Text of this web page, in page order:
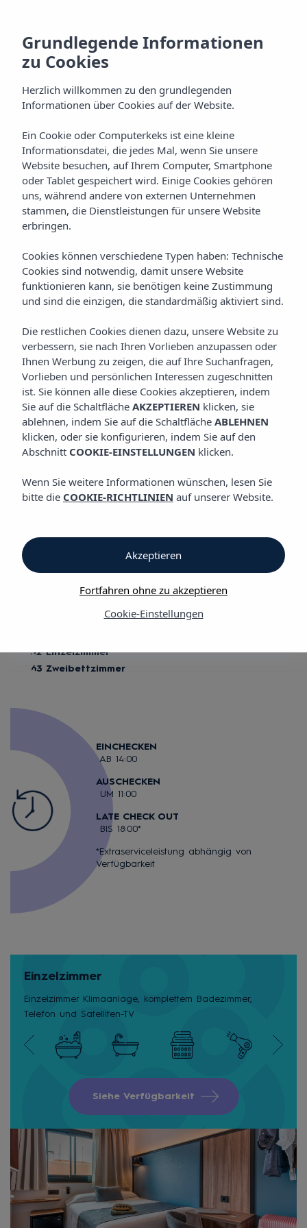
Zimmer
Vibra Vila Hotel
Ibiza Ibiza-Stadt Vibra Vila Hotel ZIMMER
Zimmer
Vibra Vila Hotel
95 Zimmer voller Farben
Genießen Sie komfortable und vollständig ausgestattete Zimmer
mit der Familie reisen – hier finden Sie den perfekten Ort, um
sich nach einem erlebnisreichen Tag auf Ibiza zu entspannen.
Ihnen einen angenehmen und komfortablen Aufenthalt zu
garantieren. Einige Zimmer bieten zudem einen herrlichen Blick
ganz besonderen Erlebnis.
32 Einzelzimmer
63 Zweibettzimmer
EINCHECKEN
AB 14:00
AUSCHECKEN
UM 11:00
LATE CHECK OUT
BIS 18:00*
*Extraserviceleistung abhängig von
Verfügbarkeit
Einzelzimmer
Einzelzimmer Klimaanlage, komplettem Badezimmer,
Telefon und Satelliten-TV
Siehe Verfügbarkeit
Grundlegende Informationen
zu Cookies
Herzlich willkommen zu den grundlegenden
Informationen über Cookies auf der Website.
Ein Cookie oder Computerkeks ist eine kleine
Informationsdatei, die jedes Mal, wenn Sie unsere
Website besuchen, auf Ihrem Computer, Smartphone
oder Tablet gespeichert wird. Einige Cookies gehören
uns, während andere von externen Unternehmen
stammen, die Dienstleistungen für unsere Website
erbringen.
Cookies können verschiedene Typen haben: Technische
Cookies sind notwendig, damit unsere Website
funktionieren kann, sie benötigen keine Zustimmung
und sind die einzigen, die standardmäßig aktiviert sind.
Die restlichen Cookies dienen dazu, unsere Website zu
verbessern, sie nach Ihren Vorlieben anzupassen oder
Ihnen Werbung zu zeigen, die auf Ihre Suchanfragen,
Vorlieben und persönlichen Interessen zugeschnitten
ist. Sie können alle diese Cookies akzeptieren, indem
Sie auf die Schaltfläche AKZEPTIEREN klicken, sie
ablehnen, indem Sie auf die Schaltfläche ABLEHNEN
klicken, oder sie konfigurieren, indem Sie auf den
Abschnitt COOKIE-EINSTELLUNGEN klicken.
Wenn Sie weitere Informationen wünschen, lesen Sie
bitte die COOKIE-RICHTLINIEN auf unserer Website.
Cookie-Einstellungen
Fortfahren ohne zu akzeptieren
Akzeptieren